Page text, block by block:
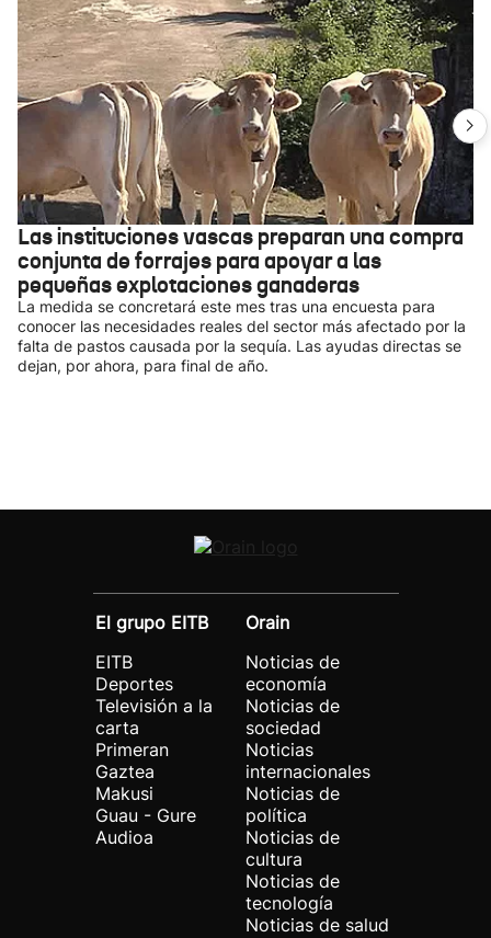
Las instituciones vascas preparan una compra
conjunta de forrajes para apoyar a las
pequeñas explotaciones ganaderas
La medida se concretará este mes tras una encuesta para
conocer las necesidades reales del sector más afectado por la
falta de pastos causada por la sequía. Las ayudas directas se
dejan, por ahora, para final de año.
El grupo EITB
EITB
Deportes
Televisión a la
carta
Primeran
Gaztea
Makusi
Guau - Gure
Audioa
Orain
Noticias de
economía
Noticias de
sociedad
Noticias
internacionales
Noticias de
política
Noticias de
cultura
Noticias de
tecnología
Noticias de salud